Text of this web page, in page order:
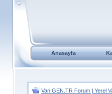
Anasayfa
Van.GEN.TR Forum | Yerel